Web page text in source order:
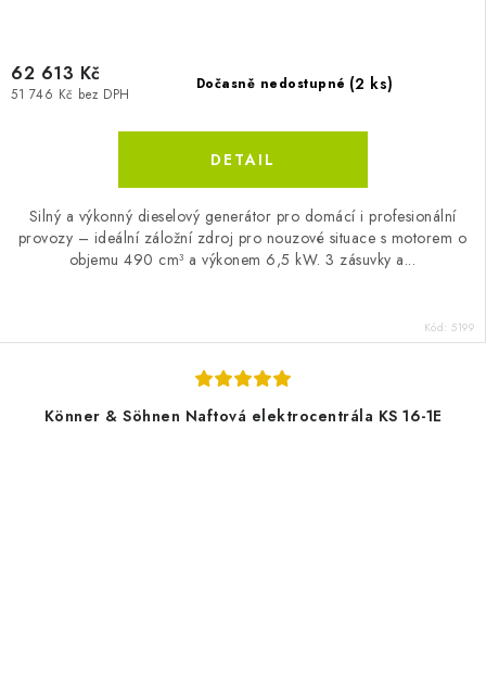
Dočasně nedostupné (2 ks)
51 746 Kč bez DPH
62 613 Kč
Silný a výkonný dieselový generátor pro domácí i profesionální
provozy – ideální záložní zdroj pro nouzové situace s motorem o
objemu 490 cm³ a výkonem 6,5 kW. 3 zásuvky a...
Kód: 5199
Könner & Söhnen Naftová elektrocentrála KS 16-1E